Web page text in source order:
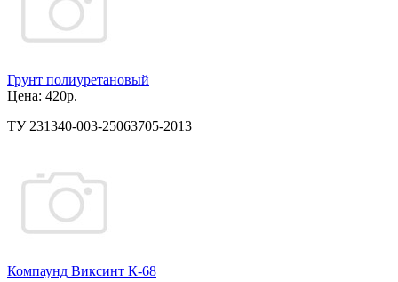
Грунт полиуретановый
Цена: 420р.
ТУ 231340-003-25063705-2013
Компаунд Виксинт К-68